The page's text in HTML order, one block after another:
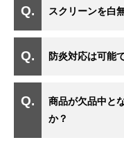
スクリーンを白
防炎対応は可能
商品が欠品中と
か？